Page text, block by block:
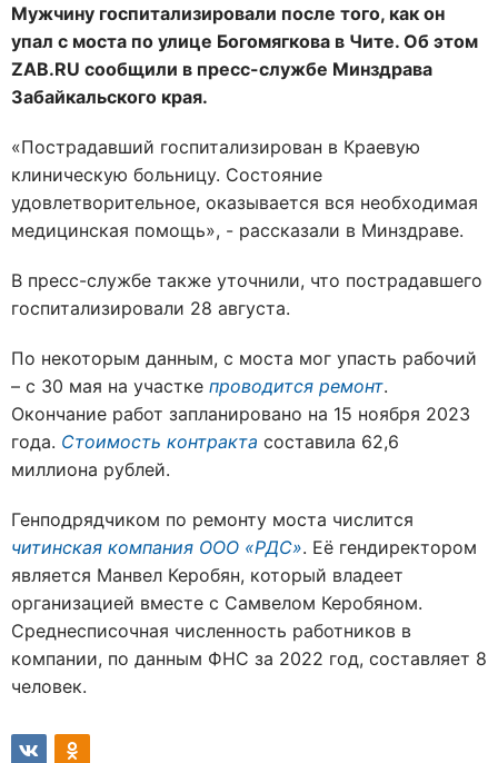
Мужчину госпитализировали после того, как он
упал с моста по улице Богомягкова в Чите. Об этом
ZAB.RU сообщили в пресс-службе Минздрава
Забайкальского края.
«Пострадавший госпитализирован в Краевую
клиническую больницу. Состояние
удовлетворительное, оказывается вся необходимая
медицинская помощь», - рассказали в Минздраве.
В пресс-службе также уточнили, что пострадавшего
госпитализировали 28 августа.
По некоторым данным, с моста мог упасть рабочий
– с 30 мая на участке проводится ремонт.
Окончание работ запланировано на 15 ноября 2023
года. Стоимость контракта составила 62,6
миллиона рублей.
Генподрядчиком по ремонту моста числится
читинская компания ООО «РДС». Её гендиректором
является Манвел Керобян, который владеет
организацией вместе с Самвелом Керобяном.
Среднесписочная численность работников в
компании, по данным ФНС за 2022 год, составляет 8
человек.